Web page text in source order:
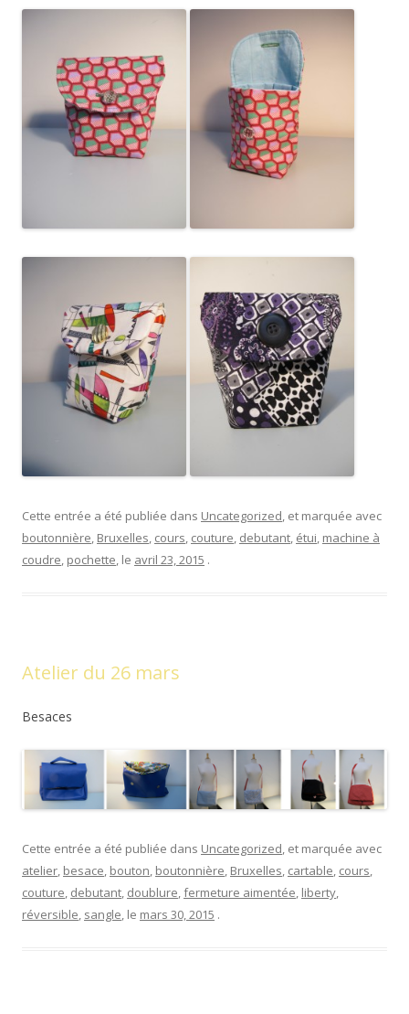
Cette entrée a été publiée dans Uncategorized, et marquée avec
boutonnière, Bruxelles, cours, couture, debutant, étui, machine à
coudre, pochette, le avril 23, 2015 .
Atelier du 26 mars
Besaces
Cette entrée a été publiée dans Uncategorized, et marquée avec
atelier, besace, bouton, boutonnière, Bruxelles, cartable, cours,
couture, debutant, doublure,fermeture aimentée, liberty,
réversible, sangle, le mars 30, 2015 .